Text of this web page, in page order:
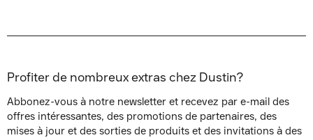
Profiter de nombreux extras chez Dustin?
Abbonez-vous à notre newsletter et recevez par e-mail des
offres intéressantes, des promotions de partenaires, des
mises à jour et des sorties de produits et des invitations à des